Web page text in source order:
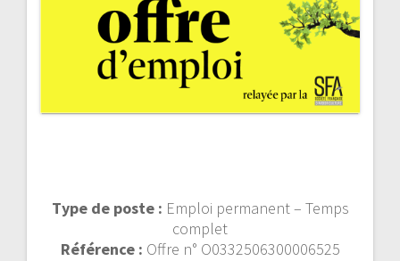
Type de poste : Emploi permanent – Temps
complet
Référence : Offre n° O0332506300006525